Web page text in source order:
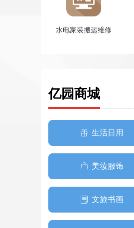
水电家装搬运维修
亿园商城
ꁠ 生活日用
ꂆ 美妆服饰
ꂓ 文旅书画